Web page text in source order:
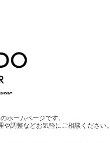
ホームページです。
調整などお気軽にご相談ください。